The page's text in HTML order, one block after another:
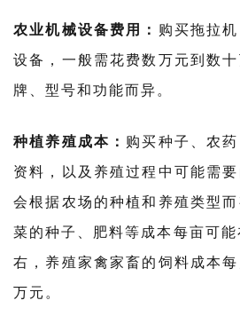
农业机械设备费用： 购买拖拉
设备，一般需花费数万元到数
牌、型号和功能而异。
种植养殖成本： 购买种子、农
资料，以及养殖过程中可能需
会根据农场的种植和养殖类型
菜的种子、肥料等成本每亩可
右，养殖家禽家畜的饲料成本
万元。